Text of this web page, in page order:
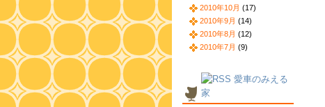
2010年10月 (17)
2010年9月 (14)
2010年8月 (12)
2010年7月 (9)
愛車のみえる
家